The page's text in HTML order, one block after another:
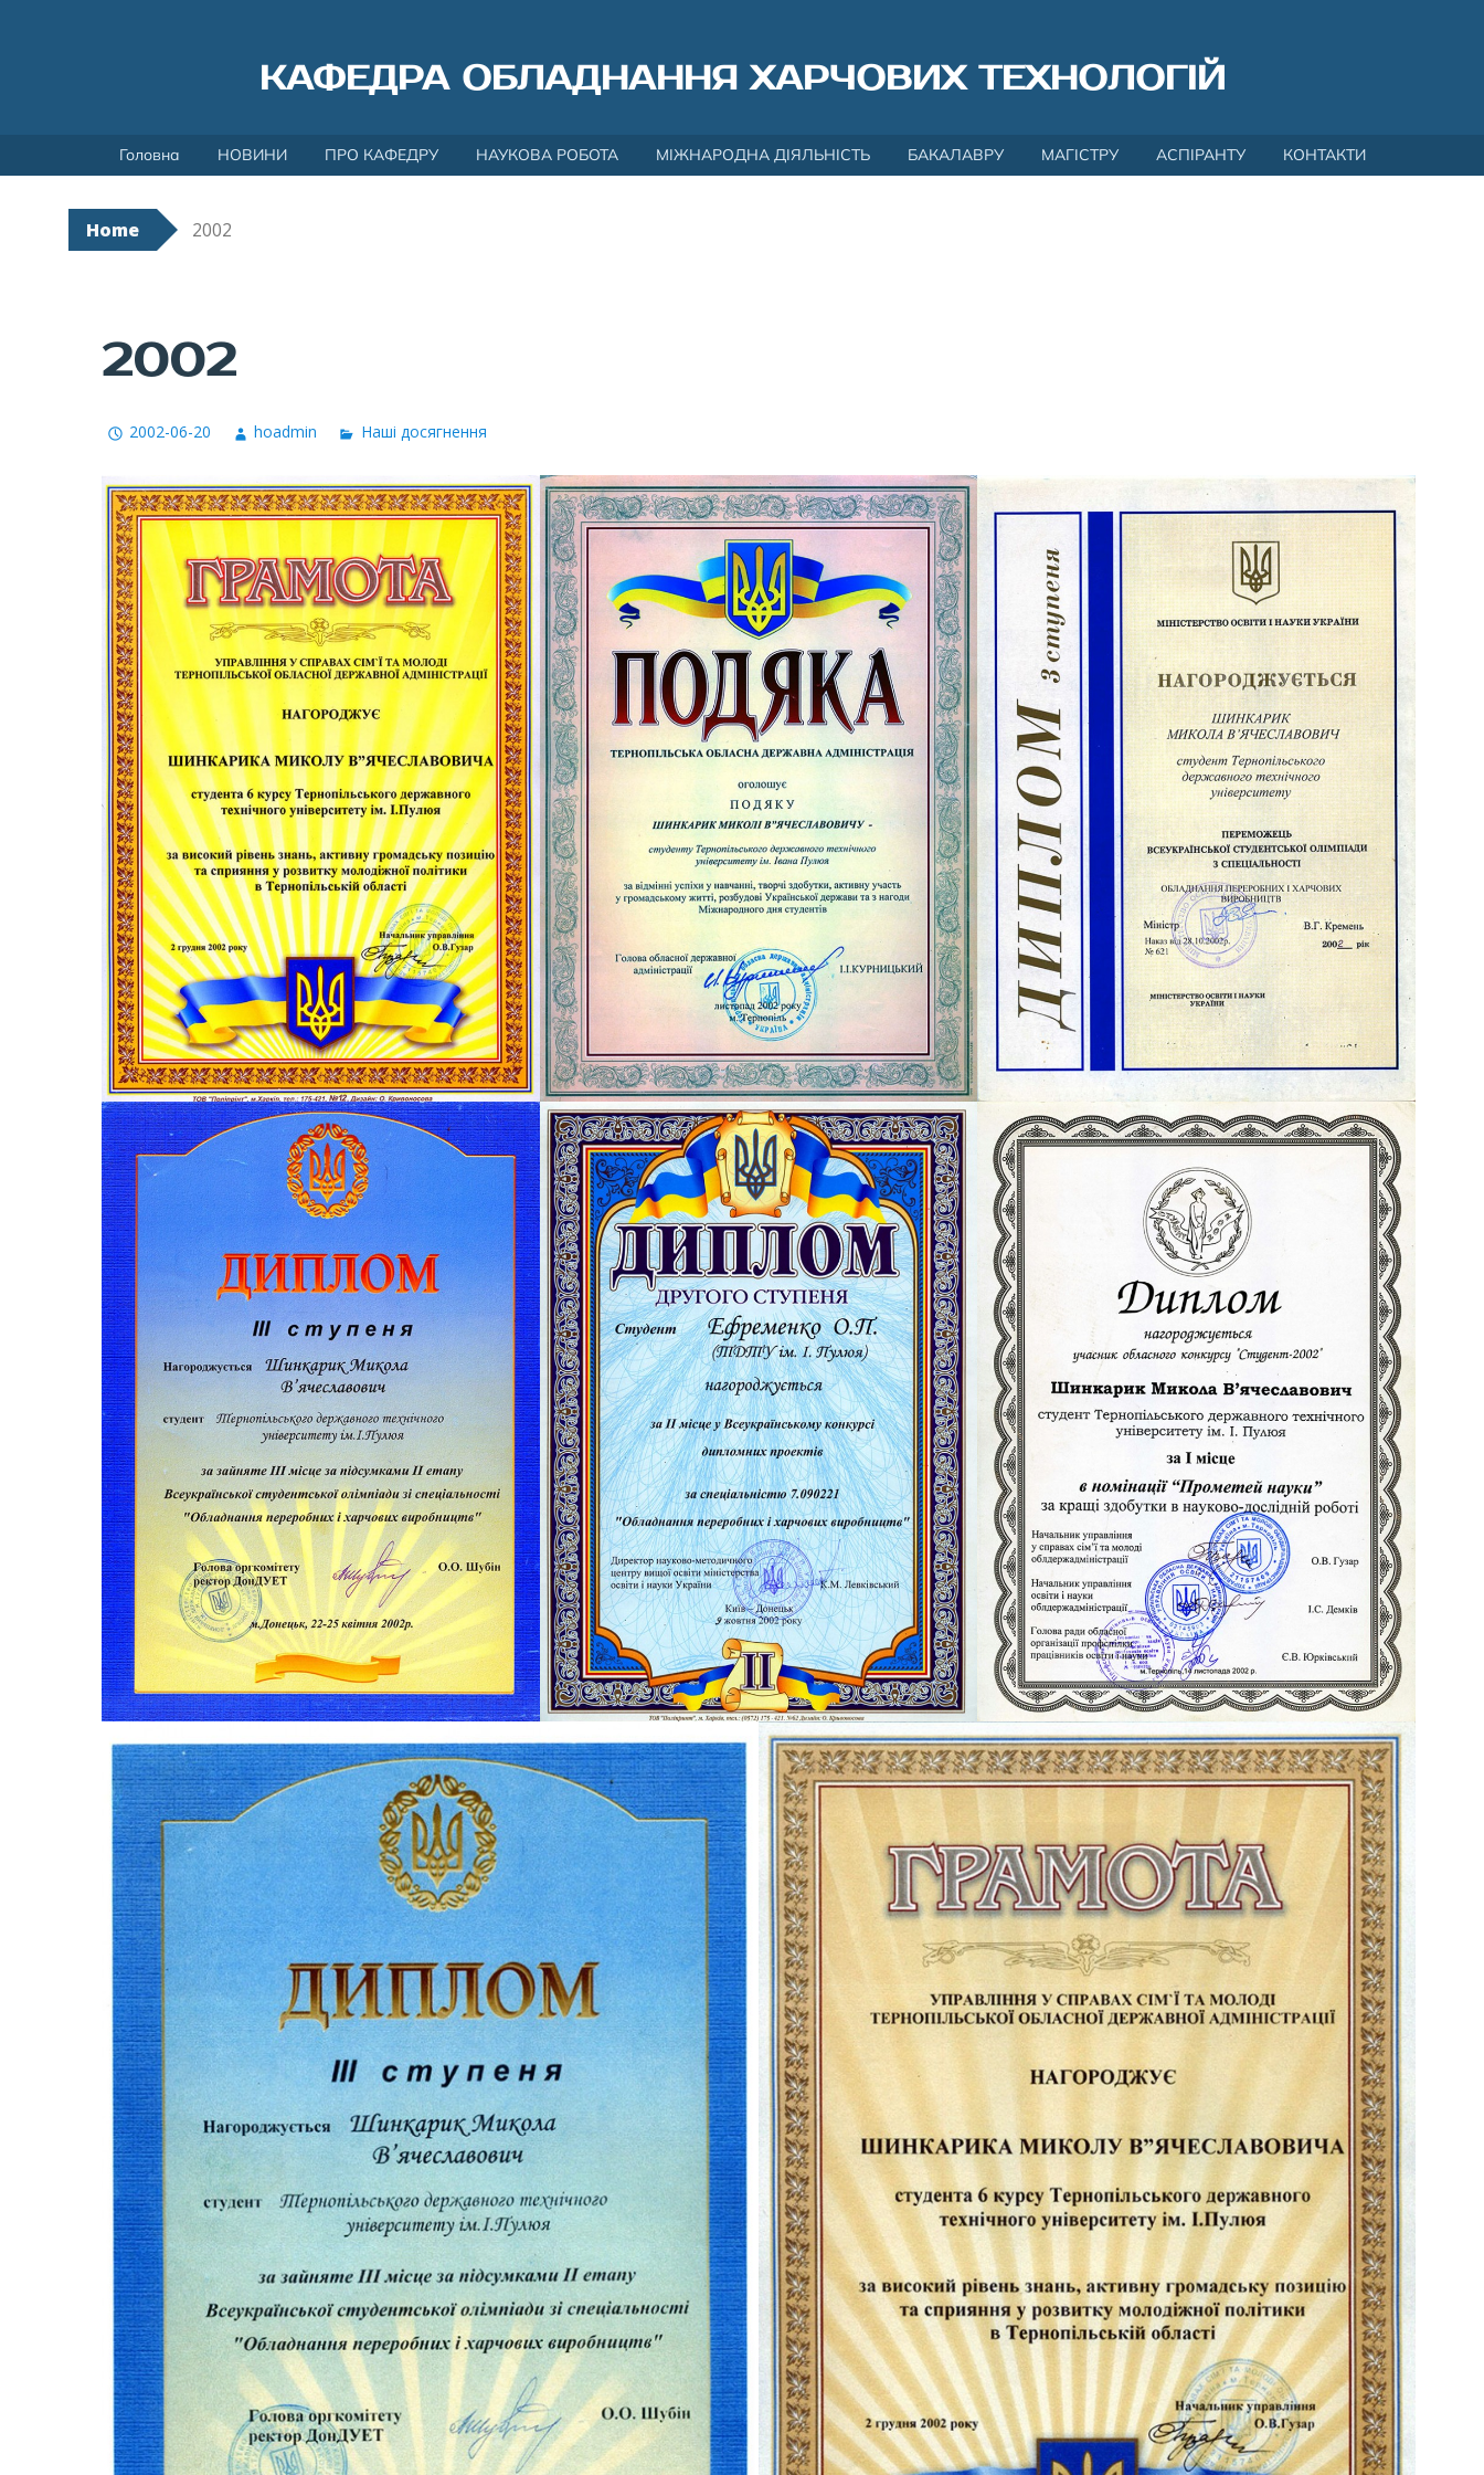
КАФЕДРА ОБЛАДНАННЯ ХАРЧОВИХ ТЕХНОЛОГІЙ
to
Головна НОВИНИ ПРО КАФЕДРУ НАУКОВА РОБОТА МІЖНАРОДНА ДІЯЛЬНІСТЬ БАКАЛАВРУ МАГІСТРУ АСПІРАНТУ КОНТАКТИ
Home 2002
2002
2002-06-20 hoadmin Наші досягнення